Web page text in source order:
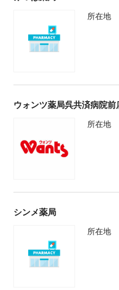
所在地
ウォンツ薬局呉共済病院前
所在地
シンメ薬局
所在地